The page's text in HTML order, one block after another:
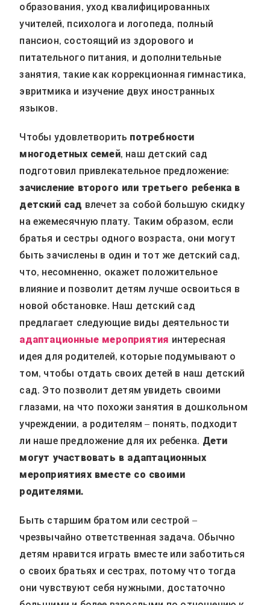
образования, уход квалифицированных
учителей, психолога и логопеда, полный
пансион, состоящий из здорового и
питательного питания, и дополнительные
занятия, такие как коррекционная гимнастика,
эвритмика и изучение двух иностранных
языков.
Чтобы удовлетворить потребности
многодетных семей, наш детский сад
подготовил привлекательное предложение:
зачисление второго или третьего ребенка в
детский сад влечет за собой большую скидку
на ежемесячную плату. Таким образом, если
братья и сестры одного возраста, они могут
быть зачислены в один и тот же детский сад,
что, несомненно, окажет положительное
влияние и позволит детям лучше освоиться в
новой обстановке. Наш детский сад
предлагает следующие виды деятельности
адаптационные мероприятия интересная
идея для родителей, которые подумывают о
том, чтобы отдать своих детей в наш детский
сад. Это позволит детям увидеть своими
глазами, на что похожи занятия в дошкольном
учреждении, а родителям – понять, подходит
ли наше предложение для их ребенка. Дети
могут участвовать в адаптационных
мероприятиях вместе со своими
родителями.
Быть старшим братом или сестрой –
чрезвычайно ответственная задача. Обычно
детям нравится играть вместе или заботиться
о своих братьях и сестрах, потому что тогда
они чувствуют себя нужными, достаточно